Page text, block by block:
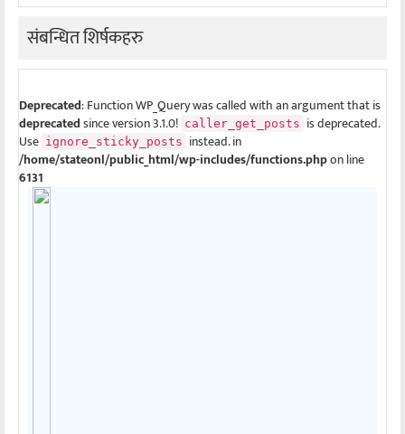
संबन्धित शिर्षकहरु
Deprecated: Function WP_Query was called with an argument that is
deprecatedsince version 3.1.0! caller_get_posts is deprecated.
Use ignore_sticky_posts instead. in
/home/stateonl/public_html/wp-includes/functions.phpon line
6131